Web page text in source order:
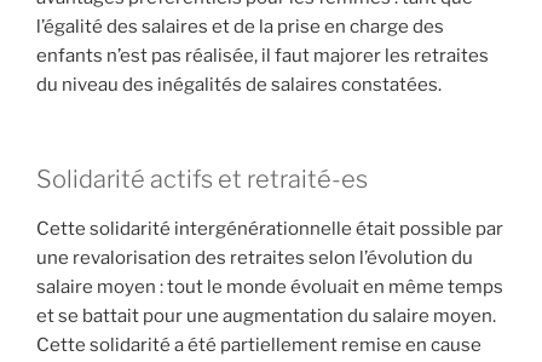
l’égalité des salaires et de la prise en charge des
enfants n’est pas réalisée, il faut majorer les retraites
du niveau des inégalités de salaires constatées.
Solidarité actifs et retraité-es
Cette solidarité intergénérationnelle était possible par
une revalorisation des retraites selon l’évolution du
salaire moyen : tout le monde évoluait en même temps
et se battait pour une augmentation du salaire moyen.
Cette solidarité a été partiellement remise en cause